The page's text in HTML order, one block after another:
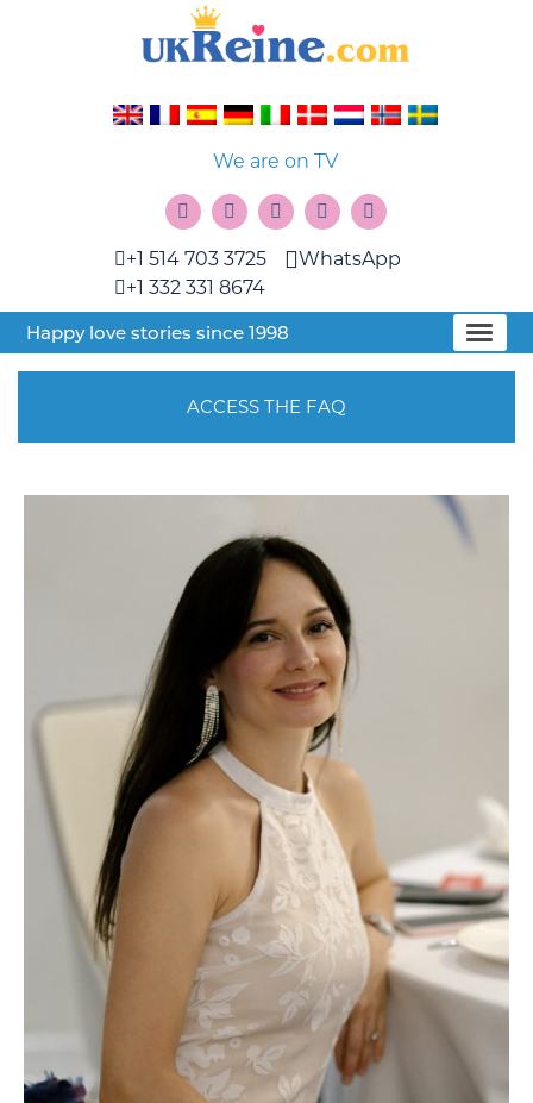
We are on TV
+1 514 703 3725
+1 332 331 8674
WhatsApp
Happy love stories since 1998
ACCESS THE FAQ